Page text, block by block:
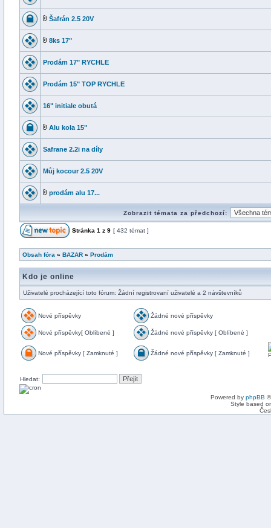
Šafrán 2.5 20V
8ks 17"
Prodám 17" RYCHLE
Prodám 15" TOP RYCHLE
16" initiale obutá
Alu kola 15"
Safrane 2.2i na díly
Můj kocour 2.5 20V
prodám alu 17...
Zobrazit témata za předchozí:
Stránka 1 z 9 [ 432 témat ]
Obsah fóra » BAZAR » Prodám
Kdo je online
Uživatelé procházející toto fórum: Žádní registrovaní uživatelé a 2 návštevníků
Nové příspěvky Žádné nové příspěvky
Nové příspěvky[ Oblíbené ] Žádné nové příspěvky [ Oblíbené ]
Nové příspěvky [ Zamknuté ] Žádné nové příspěvky [ Zamknuté ]
Hledat:
Powered by phpBB
Style based